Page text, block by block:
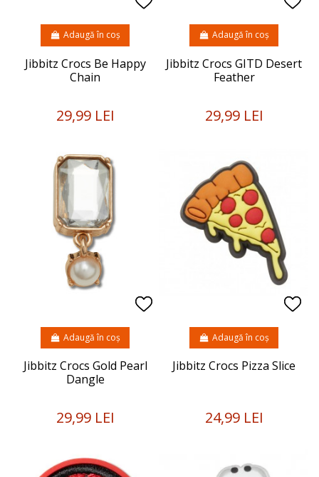
Jibbitz Crocs Be Happy
Chain
29,99 LEI
Adaugă în coș
Jibbitz Crocs GITD Desert
Feather
29,99 LEI
Adaugă în coș
Jibbitz Crocs Gold Pearl
Dangle
29,99 LEI
Adaugă în coș
Jibbitz Crocs Pizza Slice
24,99 LEI
Adaugă în coș